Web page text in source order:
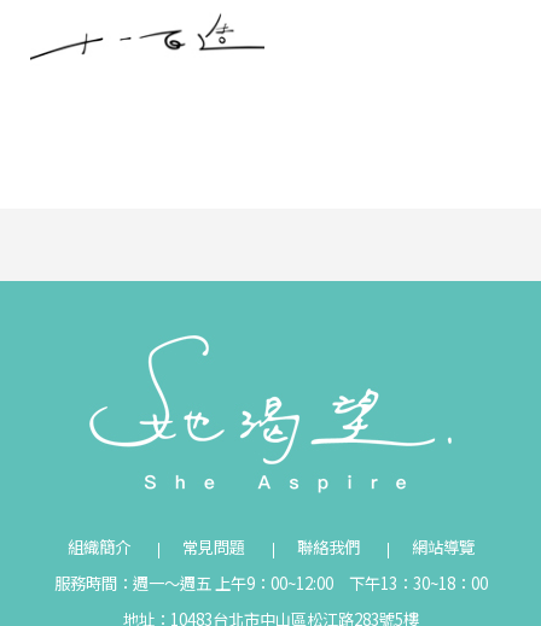
組織簡介 常見問題 聯絡我們
網站導覽
服務時間：週一～週五 上午9：00~12:00 下午13：30~18：00
地址：10483台北市中山區松江路283號5樓